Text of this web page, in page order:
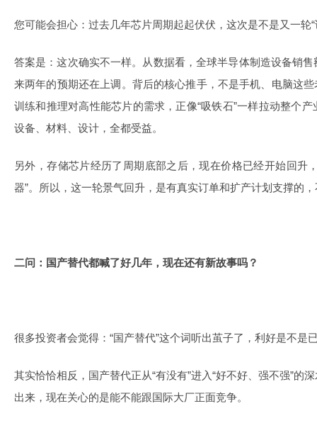
您可能会担心：过去几年芯片周期起起伏伏，这次是不是又一轮
答案是：这次确实不一样。从数据看，全球半导体制造设备销
来两年的预期还在上调。背后的核心推手，不是手机、电脑这
训练和推理对高性能芯片的需求，正像“吸铁石”一样拉动整个
设备、材料、设计，全都受益。
另外，存储芯片经历了周期底部之后，现在价格已经开始回升
器”。所以，这一轮景气回升，是有真实订单和扩产计划支撑的
二问：国产替代都喊了好几年，现在还有新故事吗？
很多投资者会觉得：“国产替代”这个词听出茧子了，利好是不是
其实恰恰相反，国产替代正从“有没有”进入“好不好、强不强”的
出来，现在关心的是能不能跟国际大厂正面竞争。